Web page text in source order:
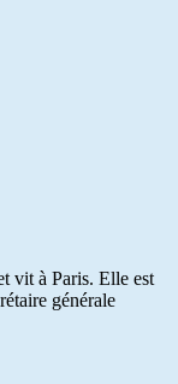
vit à Paris. Elle est
générale